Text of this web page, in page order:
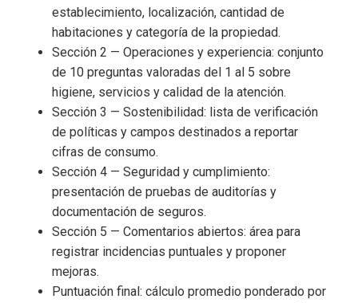
establecimiento, localización, cantidad de
habitaciones y categoría de la propiedad.
Sección 2 — Operaciones y experiencia: conjunto
de 10 preguntas valoradas del 1 al 5 sobre
higiene, servicios y calidad de la atención.
Sección 3 — Sostenibilidad: lista de verificación
de políticas y campos destinados a reportar
cifras de consumo.
Sección 4 — Seguridad y cumplimiento:
presentación de pruebas de auditorías y
documentación de seguros.
Sección 5 — Comentarios abiertos: área para
registrar incidencias puntuales y proponer
mejoras.
Puntuación final: cálculo promedio ponderado por